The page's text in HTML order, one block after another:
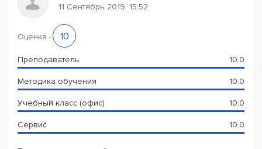
11 Сентябрь 2019, 15:52
Оценка - 10
Преподаватель 10.0
Методика обучения 10.0
Учебный класс (офис) 10.0
Сервис 10.0